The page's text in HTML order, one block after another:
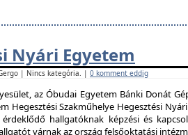
Nyári Egyetem
| Nincs kategória. | 0 komment eddig
az Óbudai Egyetem Bánki Donát
Hegesztési Szakműhelye Hegesztési
hallgatóknak képzési és
várnak az ország felsőoktatási